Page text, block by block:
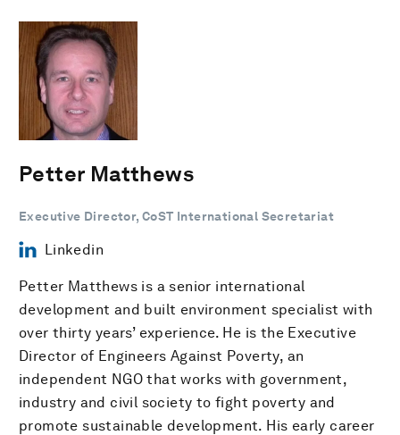
Petter Matthews
Executive Director, CoST International Secretariat
Linkedin
Petter Matthews is a senior international
development and built environment specialist with
over thirty years’ experience. He is the Executive
Director of Engineers Against Poverty, an
independent NGO that works with government,
industry and civil society to fight poverty and
promote sustainable development. His early career